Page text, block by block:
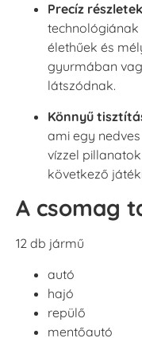
Precíz
élethűek és
gyurmában
látszódnak.
Könnyű
ami egy
vízzel
következő
A csomag
12 db jármű
autó
hajó
repülő
mentőautó